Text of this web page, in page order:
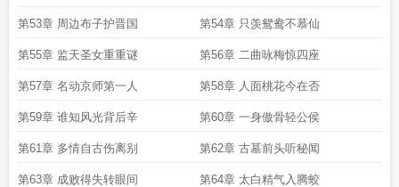
第53章 周边布子护晋国 第54章 只羡鸳鸯不慕仙
第55章 监天圣女重重谜 第56章 二曲咏梅惊四座
第57章 名动京师第一人 第58章 人面桃花今在否
第59章 谁知风光背后辛 第60章 一身傲骨轻公侯
第61章 多情自古伤离别 第62章 古墓前头听秘闻
第63章 成败得失转眼间 第64章 太白精气入腾蛟